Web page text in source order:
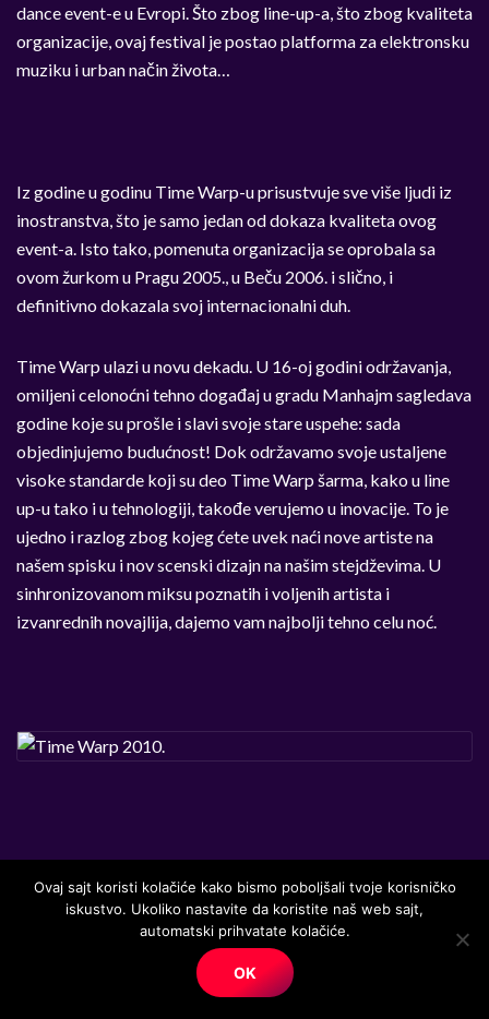
dance event-e u Evropi. Što zbog line-up-a, što zbog kvaliteta
organizacije, ovaj festival je postao platforma za elektronsku
muziku i urban način života…
Iz godine u godinu Time Warp-u prisustvuje sve više ljudi iz
inostranstva, što je samo jedan od dokaza kvaliteta ovog
event-a. Isto tako, pomenuta organizacija se oprobala sa
ovom žurkom u Pragu 2005., u Beču 2006. i slično, i
definitivno dokazala svoj internacionalni duh.
Time Warp ulazi u novu dekadu. U 16-oj godini održavanja,
omiljeni celonoćni tehno događaj u gradu Manhajm sagledava
godine koje su prošle i slavi svoje stare uspehe: sada
objedinjujemo budućnost! Dok održavamo svoje ustaljene
visoke standarde koji su deo Time Warp šarma, kako u line
up-u tako i u tehnologiji, takođe verujemo u inovacije. To je
ujedno i razlog zbog kojeg ćete uvek naći nove artiste na
našem spisku i nov scenski dizajn na našim stejdževima. U
sinhronizovanom miksu poznatih i voljenih artista i
izvanrednih novajlija, dajemo vam najbolji tehno celu noć.
26.mart 2010. / Beograd – Budimpešta:
Polazak iz Beograda u ranim jutarnjim satima (05:00)…….
Ovaj sajt koristi kolačiće kako bismo poboljšali tvoje korisničko
iskustvo. Ukoliko nastavite da koristite naš web sajt,
automatski prihvatate kolačiće.
OK